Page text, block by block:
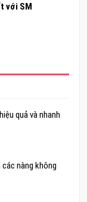
với SM
quả và nhanh
nàng không